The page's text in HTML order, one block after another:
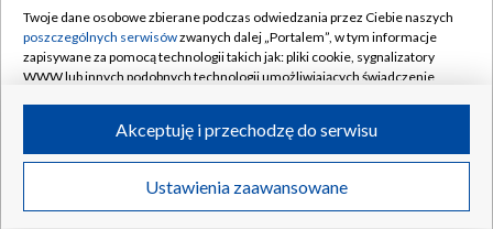
Rada Programowa
System NOS
Informacje o nadawcy
Program dla prasy
Ogłoszenie przetargowe
Kontakt
Kanały
©2026 Telewizja Polska S.A. w likwidacji
Twoje dane osobowe zbierane podczas odwiedzania przez Ciebie naszych
poszczególnych serwisówzwanych dalej „Portalem”, w tym informacje
zapisywane za pomocą technologii takich jak: pliki cookie, sygnalizatory
WWW lub innych podobnych technologii umożliwiających świadczenie
ruchu w Internecie.
Twoje dane osobowe zbierane podczas odwiedzania przez Ciebie
poszczególnych serwisówna Portalu, takie jak adresy IP, identyfikatory
Ustawienia zaawansowane
Akceptuję i przechodzę do serwisu